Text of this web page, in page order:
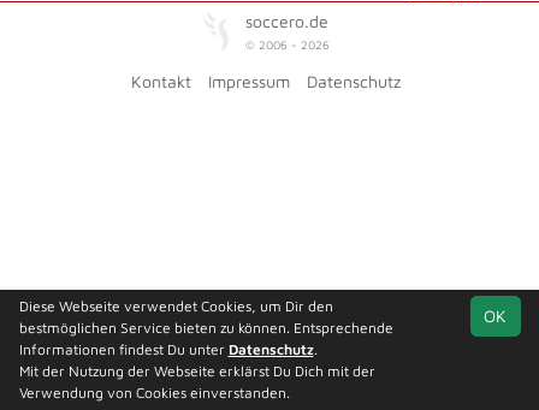
soccero.de
© 2006 - 2026
Kontakt Impressum Datenschutz
OK
Diese Webseite verwendet Cookies, um Dir den
bestmöglichen Service bieten zu können. Entsprechende
Informationen findest Du unter Datenschutz.
Mit der Nutzung der Webseite erklärst Du Dich mit der
Verwendung von Cookies einverstanden.